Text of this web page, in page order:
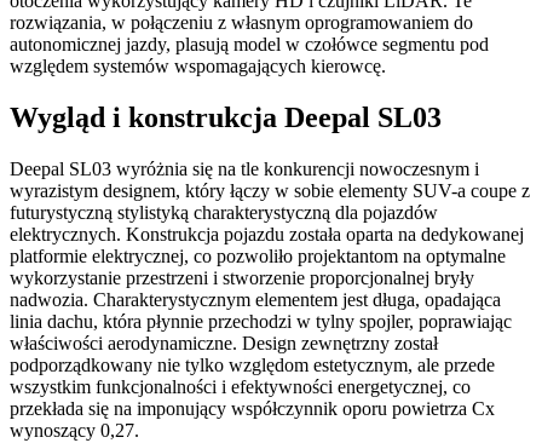
rozwiązania, w połączeniu z własnym oprogramowaniem do
autonomicznej jazdy, plasują model w czołówce segmentu pod
względem systemów wspomagających kierowcę.
Wygląd i konstrukcja Deepal SL03
Deepal SL03 wyróżnia się na tle konkurencji nowoczesnym i
wyrazistym designem, który łączy w sobie elementy SUV-a coupe z
futurystyczną stylistyką charakterystyczną dla pojazdów
elektrycznych. Konstrukcja pojazdu została oparta na dedykowanej
platformie elektrycznej, co pozwoliło projektantom na optymalne
wykorzystanie przestrzeni i stworzenie proporcjonalnej bryły
nadwozia. Charakterystycznym elementem jest długa, opadająca
linia dachu, która płynnie przechodzi w tylny spojler, poprawiając
właściwości aerodynamiczne. Design zewnętrzny został
podporządkowany nie tylko względom estetycznym, ale przede
wszystkim funkcjonalności i efektywności energetycznej, co
przekłada się na imponujący współczynnik oporu powietrza Cx
wynoszący 0,27.